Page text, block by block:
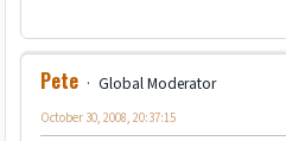
Pete
Global Moderator
October 30, 2008, 20:37:15